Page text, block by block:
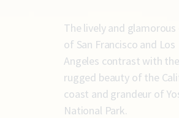
The lively and glamorous
of San Francisco and Los
Angeles contrast with the
rugged beauty of the
coast and grandeur of
National Park.